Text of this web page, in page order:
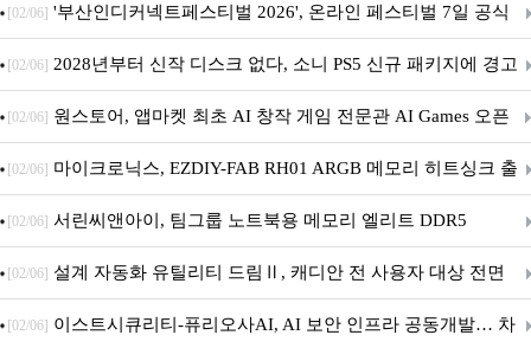
퍼 대기
[02/06] '부산인디커넥트페스티벌 2026', 온라인 페스티벌 7일 공식
개막... 22일간 진행
[02/06] 2028년부터 신작 디스크 없다, 소니 PS5 신규 패키지에 경고
문 추가
[02/06] 원스토어, 앱마켓 최초 AI 창작 게임 전문관 AI Games 오픈
[02/06] 마이크로닉스, EZDIY-FAB RH01 ARGB 메모리 히트싱크 출
시
[02/06] 서린씨앤아이, 팀그룹 노트북용 메모리 엘리트 DDR5
5600MHz 16GB 출시
[02/06] 설계 자동화 유틸리티 드림Ⅱ, 캐디안 전 사용자 대상 전면
무상 배포
[02/06] 이스트시큐리티-퓨리오사AI, AI 보안 인프라 공동개발… 차